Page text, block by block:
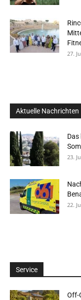
27.
Aktuelle Nachrichten
23.
22.
Service
Off-